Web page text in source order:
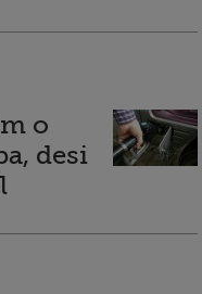
o
desi